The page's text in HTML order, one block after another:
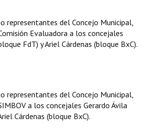
representantes del Concejo Municipal,
Evaluadora a los concejales
FdT) y Ariel Cárdenas (bloque BxC).
representantes del Concejo Municipal,
a los concejales Gerardo Ávila
Cárdenas (bloque BxC).